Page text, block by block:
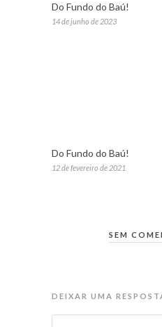
Do Fundo do Baú!
14 de junho de 2023
Do Fundo do Baú!
12 de fevereiro de 2021
SEM
DEIXAR UMA